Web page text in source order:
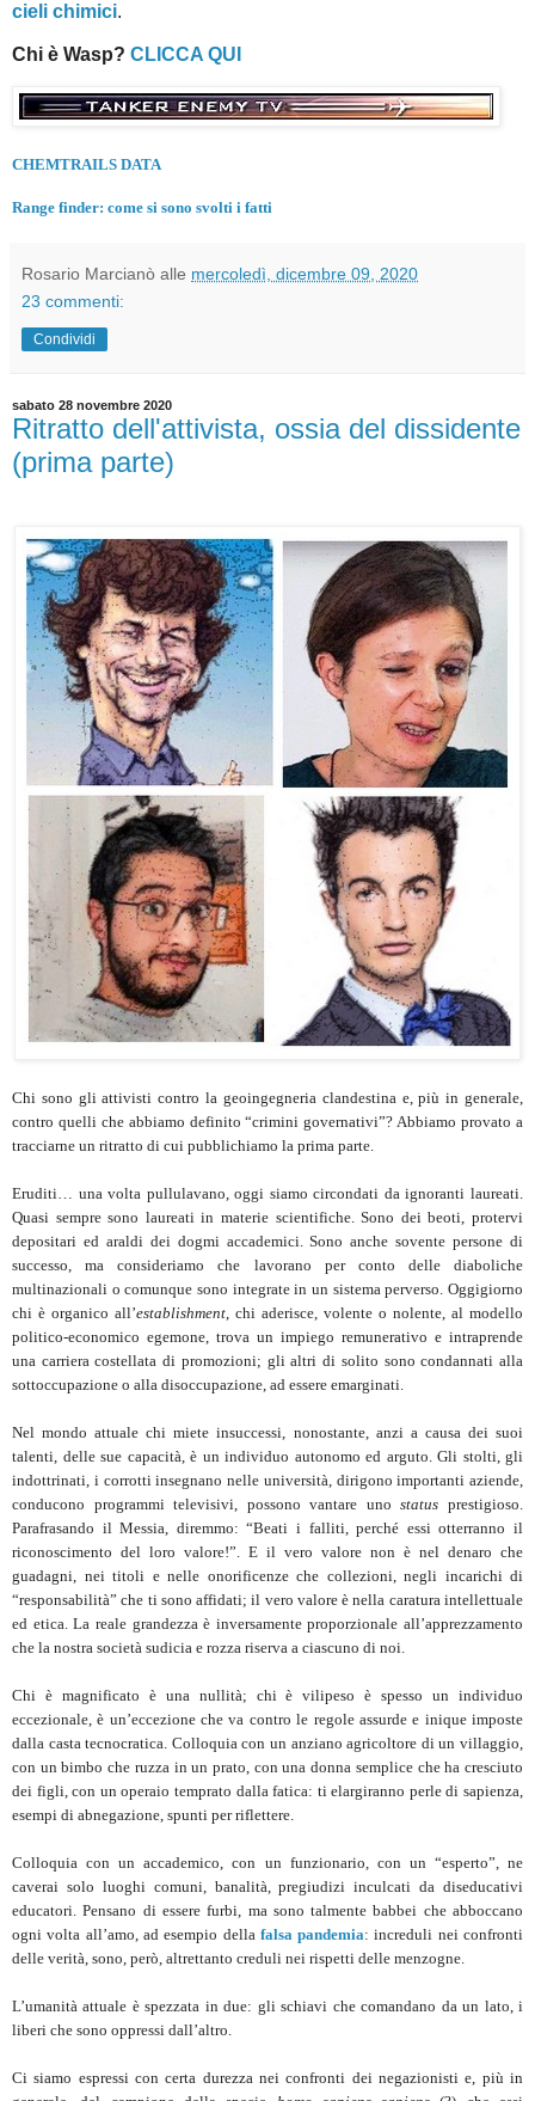
cieli chimici.
Chi è Wasp? CLICCA QUI
CHEMTRAILS DATA
Range finder: come si sono svolti i fatti
Rosario Marcianò alle mercoledì, dicembre 09, 2020
23 commenti:
Condividi
sabato 28 novembre 2020
Ritratto dell'attivista, ossia del dissidente
(prima parte)
Chi sono gli attivisti contro la geoingegneria clandestina e, più in generale,
contro quelli che abbiamo definito “crimini governativi”? Abbiamo provato a
tracciarne un ritratto di cui pubblichiamo la prima parte.
Eruditi… una volta pullulavano, oggi siamo circondati da ignoranti laureati.
Quasi sempre sono laureati in materie scientifiche. Sono dei beoti, protervi
depositari ed araldi dei dogmi accademici. Sono anche sovente persone di
successo, ma consideriamo che lavorano per conto delle diaboliche
multinazionali o comunque sono integrate in un sistema perverso. Oggigiorno
chi è organico all’establishment, chi aderisce, volente o nolente, al modello
politico-economico egemone, trova un impiego remunerativo e intraprende
una carriera costellata di promozioni; gli altri di solito sono condannati alla
sottoccupazione o alla disoccupazione, ad essere emarginati.
Nel mondo attuale chi miete insuccessi, nonostante, anzi a causa dei suoi
talenti, delle sue capacità, è un individuo autonomo ed arguto. Gli stolti, gli
indottrinati, i corrotti insegnano nelle università, dirigono importanti aziende,
conducono programmi televisivi, possono vantare unostatus prestigioso.
Parafrasando il Messia, diremmo: “Beati i falliti, perché essi otterranno il
riconoscimento del loro valore!”. E il vero valore non è nel denaro che
guadagni, nei titoli e nelle onorificenze che collezioni, negli incarichi di
“responsabilità” che ti sono affidati; il vero valore è nella caratura intellettuale
ed etica. La reale grandezza è inversamente proporzionale all’apprezzamento
che la nostra società sudicia e rozza riserva a ciascuno di noi.
Chi è magnificato è una nullità; chi è vilipeso è spesso un individuo
eccezionale, è un’eccezione che va contro le regole assurde e inique imposte
dalla casta tecnocratica. Colloquia con un anziano agricoltore di un villaggio,
con un bimbo che ruzza in un prato, con una donna semplice che ha cresciuto
dei figli, con un operaio temprato dalla fatica: ti elargiranno perle di sapienza,
esempi di abnegazione, spunti per riflettere.
Colloquia con un accademico, con un funzionario, con un “esperto”, ne
caverai solo luoghi comuni, banalità, pregiudizi inculcati da diseducativi
educatori. Pensano di essere furbi, ma sono talmente babbei che abboccano
ogni volta all’amo, ad esempio della falsa pandemia: increduli nei confronti
delle verità, sono, però, altrettanto creduli nei rispetti delle menzogne.
L’umanità attuale è spezzata in due: gli schiavi che comandano da un lato, i
liberi che sono oppressi dall’altro.
Ci siamo espressi con certa durezza nei confronti dei negazionisti e, più in